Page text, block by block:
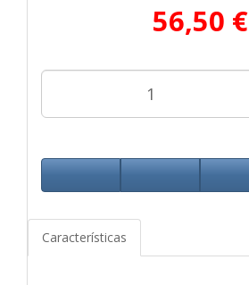
56,50 €
Características